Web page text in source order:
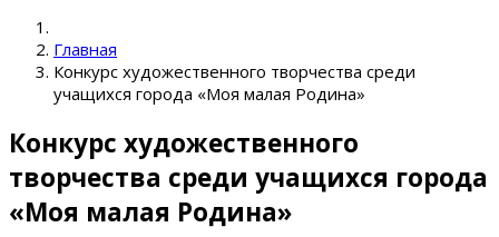
Главная
Конкурс художественного творчества среди
учащихся города «Моя малая Родина»
Конкурс художественного
творчества среди учащихся города
«Моя малая Родина»